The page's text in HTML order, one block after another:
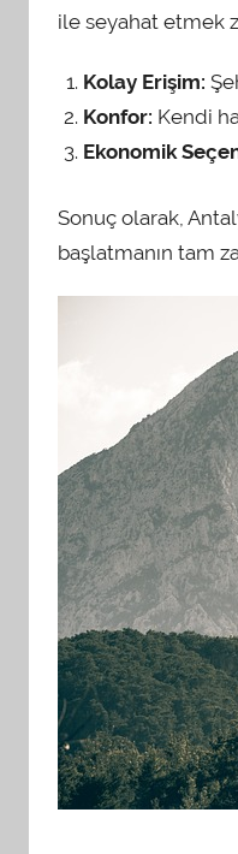
ile seyahat etmek
Kolay Erişim:
Konfor: Kendi
Ekonomik
Sonuç olarak,
başlatmanın tam